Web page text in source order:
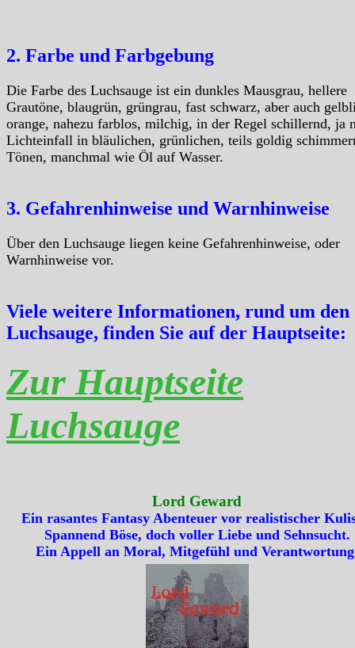
2. Farbe und Farbgebung
Die Farbe des Luchsauge ist ein dunkles Mausgrau, hellere
Grautöne, blaugrün, grüngrau, fast schwarz, aber auch
orange, nahezu farblos, milchig, in der Regel schillernd, ja
Lichteinfall in bläulichen, grünlichen, teils goldig
Tönen, manchmal wie Öl auf Wasser.
3. Gefahrenhinweise und Warnhinweise
Über den Luchsauge liegen keine Gefahrenhinweise, oder
Warnhinweise vor.
Viele weitere Informationen, rund um den
Luchsauge, finden Sie auf der Hauptseite:
Zur Hauptseite
Luchsauge
Lord Geward
Ein rasantes Fantasy Abenteuer vor realistischer
Spannend Böse, doch voller Liebe und Sehnsucht.
Ein Appell an Moral, Mitgefühl und